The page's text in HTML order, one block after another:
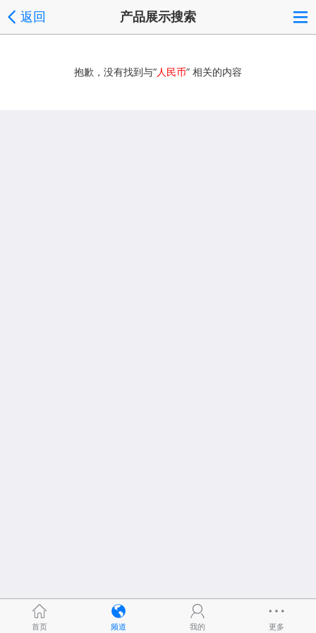
返回 产品展示搜索
抱歉，没有找到与“人民币” 相关的内容
首页 频道 我的 更多